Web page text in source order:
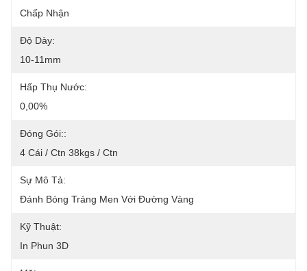
Chấp Nhận
Độ Dày:
10-11mm
Hấp Thụ Nước:
0,00%
Đóng Gói::
4 Cái / Ctn 38kgs / Ctn
Sự Mô Tả:
Đánh Bóng Tráng Men Với Đường Vàng
Kỹ Thuật:
In Phun 3D